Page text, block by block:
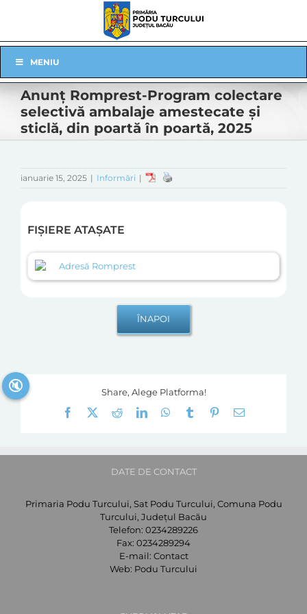
Navigation
MENIU
Anunț Romprest-Program colectare
selectivă ambalaje amestecate și
sticlă, din poartă în poartă, 2025
ianuarie 15, 2025 | Informări |
FIȘIERE ATAȘATE
Adresă Romprest
Share, Alege Platforma!
Facebook
RedditLinkedInWhatsApp
Tumblr Pinterest
E-
DATE DE CONTACT
Primaria Podu Turcului, Sat Podu Turcului, Comuna Podu
Turcului, Județul Bacău
Telefon: 0234289226
Fax: 0234289294
E-mail: Contact
Web: Podu Turcului
🔇